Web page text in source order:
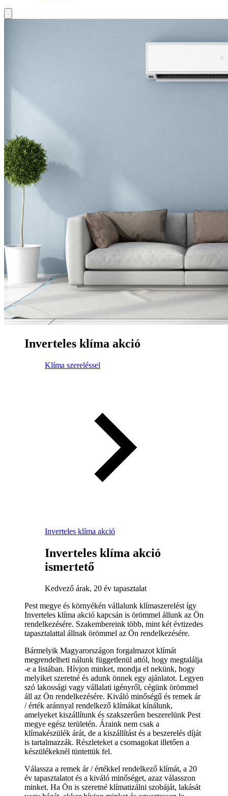
Inverteles klíma akció
Klíma szereléssel
Inverteles klíma akció
Inverteles klíma akció
ismertető
Kedvező árak, 20 év tapasztalat
Pest megye és környékén vállalunk klímaszerelést így
Inverteles klíma akció kapcsán is örömmel állunk az Ön
rendelkezésére. Szakembereink több, mint két évtizedes
tapasztalattal állnak örömmel az Ön rendelkezésére.
Bármelyik Magyarországon forgalmazot klímát
megrendelheti nálunk függetlenül attól, hogy megtalálja
-e a listában. Hívjon minket, mondja el nekünk, hogy
melyiket szeretné és adunk önnek egy ajánlatot. Legyen
szó lakossági vagy vállalati igényről, cégünk örömmel
áll az Ön rendelkezésére. Kiváló minőségű és remek ár
/ érték aránnyal rendelkező klímákat kínálunk,
amelyeket kiszállítunk és szakszerűen beszerelünk Pest
megye egész területén. Áraink nem csak a
klímakészülék árát, de a kiszállítást és a beszerelés díját
is tartalmazzák. Részleteket a csomagokat illetően a
készülékeknél tüntettük fel.
Válassza a remek ár / értékkel rendelkező klímát, a 20
év tapasztalatot és a kiváló minőséget, azaz válasszon
minket. Ha Ön is szeretné klímatizálni szobáját, lakását